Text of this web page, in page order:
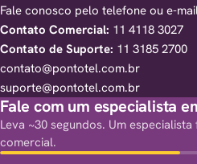
Fale conosco pelo telefone ou e-
Contato Comercial: 11 4118 3027
Contato de Suporte: 11 3185 2700
contato@pontotel.com.br
suporte@pontotel.com.br
Fale com um especialista
Leva ~30 segundos. Um
comercial.